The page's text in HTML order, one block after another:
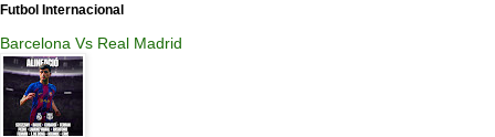
Futbol Internacional
Barcelona Vs Real Madrid